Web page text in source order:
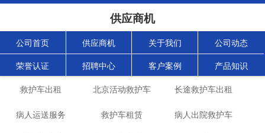
供应商机
公司首页 供应商机 关于我们 公司动态
荣誉认证 招聘中心 客户案例 产品知识
救护车出租 北京活动救护车 长途救护车出租
病人运送服务 救护车租赁 病人出院救护车